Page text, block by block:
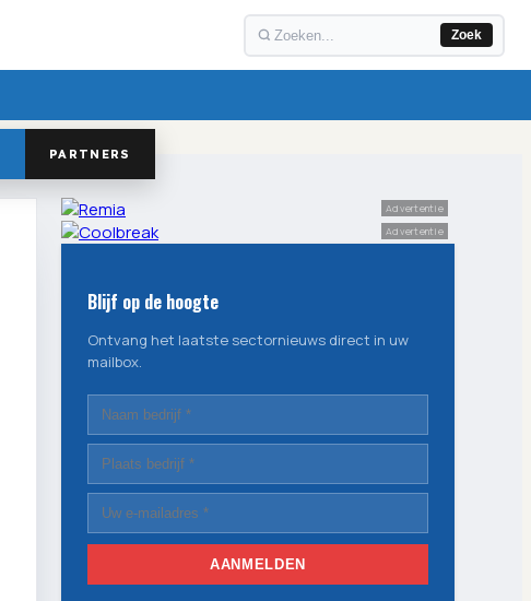
Zoek
PARTNERS
Advertentie
Advertentie
Blijf op de hoogte
Ontvang het laatste sectornieuws direct in uw
mailbox.
AANMELDEN